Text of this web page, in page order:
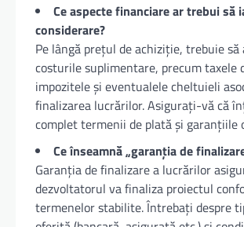
Ce aspecte financiare ar trebui să
considerare?
Pe lângă prețul de achiziție, trebuie să
costurile suplimentare, precum taxele
impozitele și eventualele cheltuieli
finalizarea lucrărilor. Asigurați-vă că
complet termenii de plată și garanțiile
Ce înseamnă „garanția de
Garanția de finalizare a lucrărilor
dezvoltatorul va finaliza proiectul
termenelor stabilite. Întrebați despre